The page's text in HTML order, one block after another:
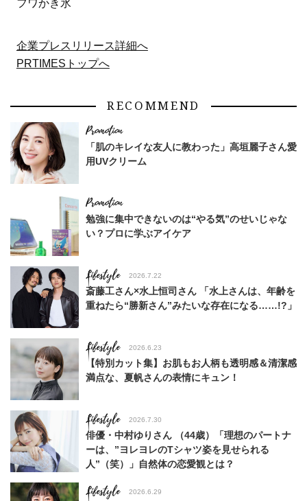
フワかき氷
企業プレスリリース詳細へ
PRTIMESトップへ
RECOMMEND
「肌のキレイな友人に教わった」高垣麗子さん愛
用UVクリーム
勉強に集中できないのは“やる気”のせいじゃな
い？プロに学ぶアイケア
Lifestyle 2026.7.22
斎藤工さん×水上恒司さん 「水上さんは、年齢を
重ねたら“勝新さん”みたいな存在になる……!?」
Lifestyle 2026.6.23
【特別カット集】お肌もお人柄も透明感＆清潔感
満点な、夏帆さんの表情にキュン！
Lifestyle 2026.7.30
俳優・中村ゆりさん （44歳）「理想のパートナ
ーは、”ヨレヨレのTシャツ姿を見せられる
人”（笑）」自然体の恋愛観とは？
Lifestyle 2026.6.29